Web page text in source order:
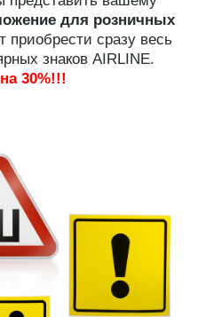
для розничных
приобрести сразу весь
знаков AIRLINE.
30%!!!